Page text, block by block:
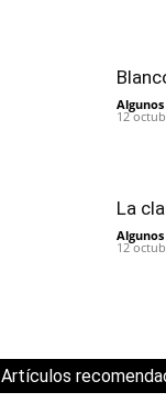
12
La
12
Artículos